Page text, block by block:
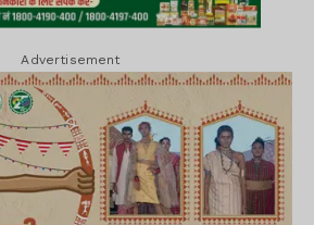
Advertisement